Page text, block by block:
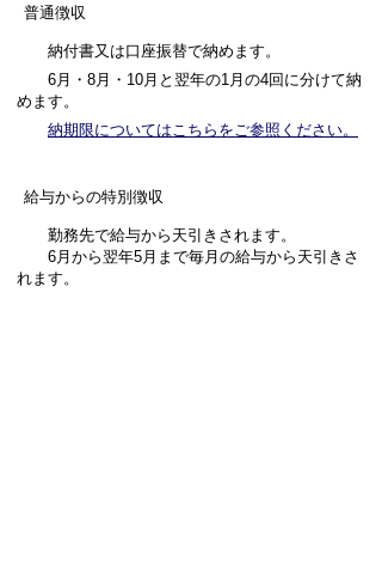
普通徴収
納付書又は口座振替で納めます。
6月・8月・10月と翌年の1月の4回に分けて納
めます。
納期限についてはこちらをご参照ください。
給与からの特別徴収
勤務先で給与から天引きされます。
6月から翌年5月まで毎月の給与から天引きさ
れます。